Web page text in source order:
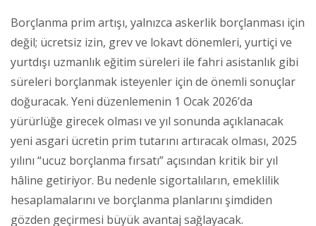
Borçlanma prim artışı, yalnızca askerlik borçlanması için
değil; ücretsiz izin, grev ve lokavt dönemleri, yurtiçi ve
yurtdışı uzmanlık eğitim süreleri ile fahri asistanlık gibi
süreleri borçlanmak isteyenler için de önemli sonuçlar
doğuracak. Yeni düzenlemenin 1 Ocak 2026’da
yürürlüğe girecek olması ve yıl sonunda açıklanacak
yeni asgari ücretin prim tutarını artıracak olması, 2025
yılını “ucuz borçlanma fırsatı” açısından kritik bir yıl
hâline getiriyor. Bu nedenle sigortalıların, emeklilik
hesaplamalarını ve borçlanma planlarını şimdiden
gözden geçirmesi büyük avantaj sağlayacak.